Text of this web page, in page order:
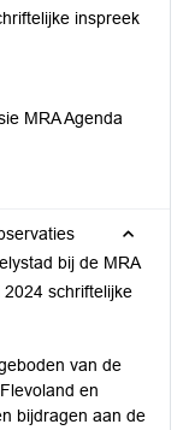
inspreek
MRA Agenda
bij de MRA
schriftelijke
van de
en
bijdragen aan de